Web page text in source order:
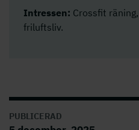
Intressen: Crossfit
friluftsliv.
PUBLICERAD